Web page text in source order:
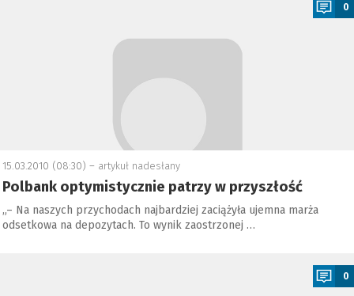
0
15.03.2010 (08:30) – artykuł nadesłany
Polbank optymistycznie patrzy w przyszłość
„– Na naszych przychodach najbardziej zaciążyła ujemna marża
odsetkowa na depozytach. To wynik zaostrzonej …
0